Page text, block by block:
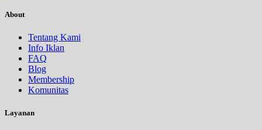
About
Tentang Kami
Info Iklan
FAQ
Blog
Membership
Komunitas
Layanan